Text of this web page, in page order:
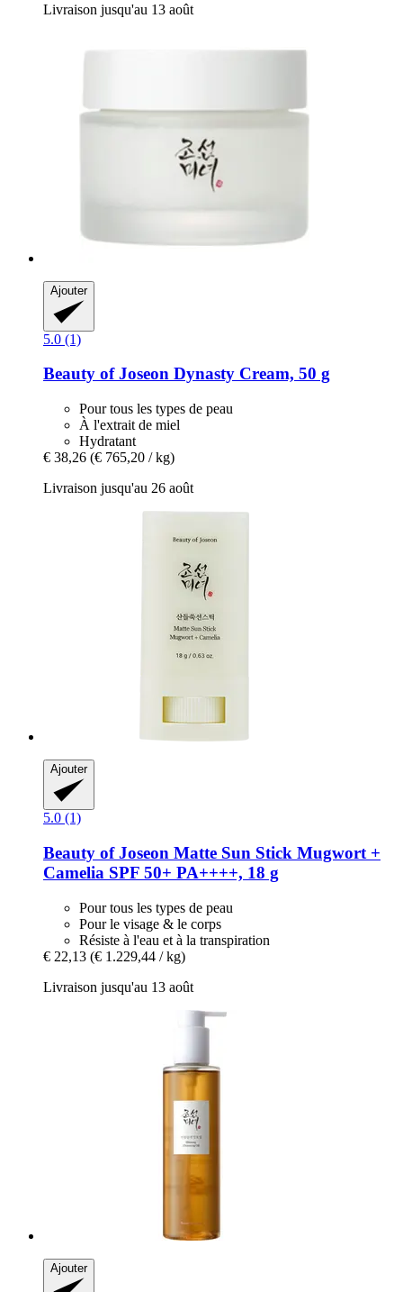
Livraison jusqu'au 13 août
Ajouter
5.0 (1)
Beauty of Joseon Dynasty Cream, 50 g
Pour tous les types de peau
À l'extrait de miel
Hydratant
€ 38,26 (€ 765,20 / kg)
Livraison jusqu'au 26 août
Ajouter
5.0 (1)
Beauty of Joseon Matte Sun Stick Mugwort +
Camelia SPF 50+ PA++++, 18 g
Pour tous les types de peau
Pour le visage & le corps
Résiste à l'eau et à la transpiration
€ 22,13 (€ 1.229,44 / kg)
Livraison jusqu'au 13 août
Ajouter